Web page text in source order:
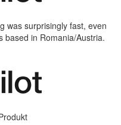
was surprisingly fast, even
based in Romania/Austria.